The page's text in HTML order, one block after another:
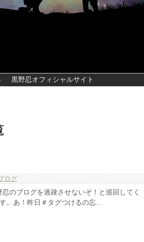
黒野忍オフィシャルサイト
ログ
のブログを過疎させないぞ！と巡回してく
。あ！昨日＃タグつけるの忘...